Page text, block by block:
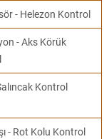
- Helezon Kontrol
- Aks Körük
Kontrol
- Rot Kolu Kontrol